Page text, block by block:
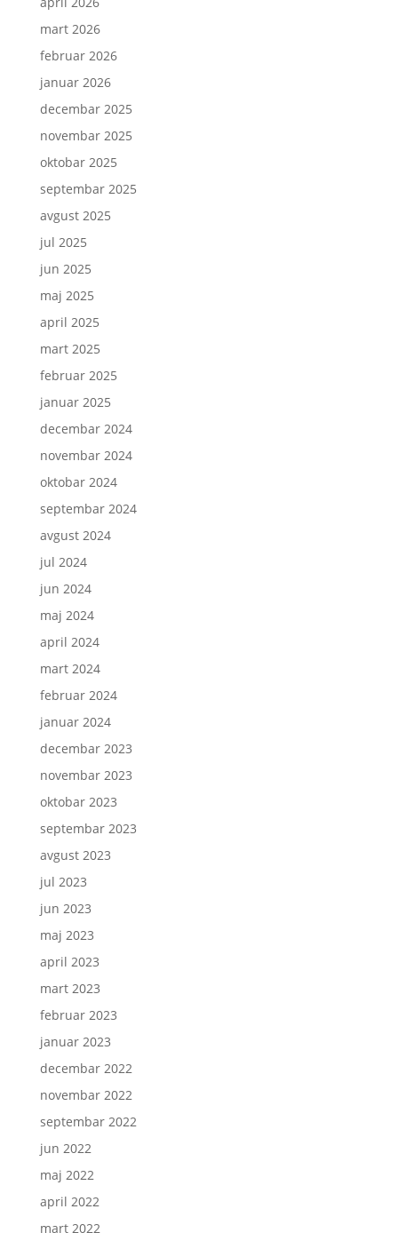
mart 2026
februar 2026
januar 2026
decembar 2025
novembar 2025
oktobar 2025
septembar 2025
avgust 2025
jul 2025
jun 2025
maj 2025
april 2025
mart 2025
februar 2025
januar 2025
decembar 2024
novembar 2024
oktobar 2024
septembar 2024
avgust 2024
jul 2024
jun 2024
maj 2024
april 2024
mart 2024
februar 2024
januar 2024
decembar 2023
novembar 2023
oktobar 2023
septembar 2023
avgust 2023
jul 2023
jun 2023
maj 2023
april 2023
mart 2023
februar 2023
januar 2023
decembar 2022
novembar 2022
septembar 2022
jun 2022
maj 2022
april 2022
mart 2022